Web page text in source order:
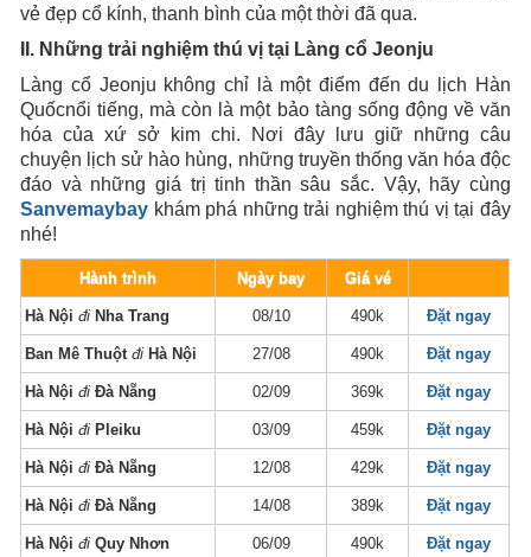
vẻ đẹp cổ kính, thanh bình của một thời đã qua.
II. Những trải nghiệm thú vị tại Làng cổ Jeonju
Làng cổ Jeonju không chỉ là một điểm đến du lịch Hàn
Quốcnổi tiếng, mà còn là một bảo tàng sống động về văn
hóa của xứ sở kim chi. Nơi đây lưu giữ những câu
chuyện lịch sử hào hùng, những truyền thống văn hóa độc
đáo và những giá trị tinh thần sâu sắc. Vậy, hãy cùng
Sanvemaybay khám phá những trải nghiệm thú vị tại đây
nhé!
Hành trình Ngày bay Giá vé
Hà Nộiđi Nha Trang 08/10 490k Đặt ngay
Ban Mê Thuộtđi Hà Nội 27/08 490k Đặt ngay
Hà Nộiđi Đà Nẵng 02/09 369k Đặt ngay
Hà Nộiđi Pleiku 03/09 459k Đặt ngay
Hà Nộiđi Đà Nẵng 12/08 429k Đặt ngay
Hà Nộiđi Đà Nẵng 14/08 389k Đặt ngay
Hà Nộiđi Quy Nhơn 06/09 490k Đặt ngay